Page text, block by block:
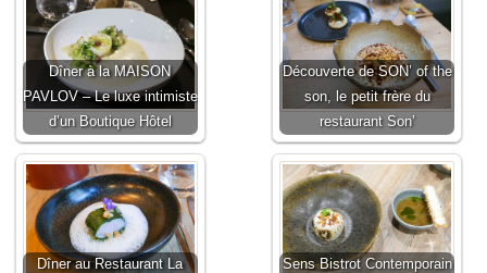
Dîner à la MAISON
PAVLOV – Le luxe intimiste
d’un Boutique Hôtel
Découverte de SON’ of the
son, le petit frère du
restaurant Son’
Dîner au Restaurant La
Sens Bistrot Contemporain